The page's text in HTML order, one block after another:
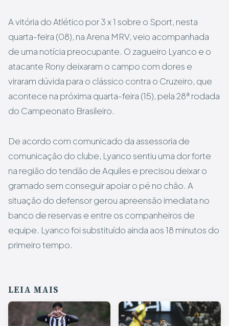
A vitória do Atlético por 3 x 1 sobre o Sport, nesta
quarta-feira (08), na Arena MRV, veio acompanhada
de uma notícia preocupante. O zagueiro Lyanco e o
atacante Rony deixaram o campo com dores e
viraram dúvida para o clássico contra o Cruzeiro, que
acontece na próxima quarta-feira (15), pela 28ª rodada
do Campeonato Brasileiro.
De acordo com comunicado da assessoria de
comunicação do clube, Lyanco sentiu uma dor forte
na região do tendão de Aquiles e precisou deixar o
gramado sem conseguir apoiar o pé no chão. A
situação do defensor gerou apreensão imediata no
banco de reservas e entre os companheiros de
equipe. Lyanco foi substituído ainda aos 18 minutos do
primeiro tempo.
LEIA MAIS